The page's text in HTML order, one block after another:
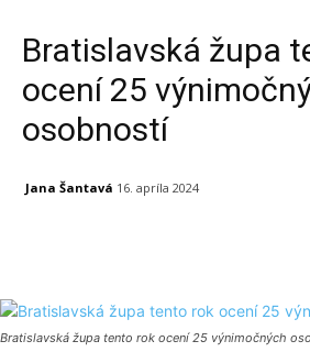
Bratislavská župa
ocení 25
osobností
Jana Šantavá 16. apríla 2024
Bratislavská župa tento rok ocení 25 výnimočných